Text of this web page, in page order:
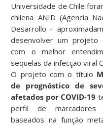
Universidade de Chile
chilena ANID (Agencia
Desarrollo –
desenvolver um projeto
com o melhor
sequelas da infecção viral
O projeto com o título
de prognóstico de
afetados por COVID-19
perfil de marcadores
baseados na função